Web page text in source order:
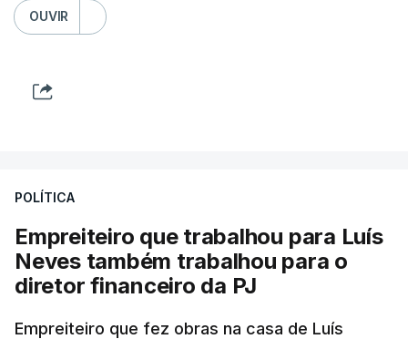
OUVIR
POLÍTICA
Empreiteiro que trabalhou para Luís
Neves também trabalhou para o
diretor financeiro da PJ
Empreiteiro que fez obras na casa de Luís